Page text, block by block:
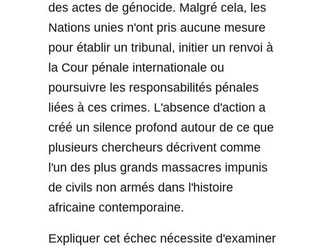
des actes de génocide. Malgré cela, les
Nations unies n'ont pris aucune mesure
pour établir un tribunal, initier un renvoi à
la Cour pénale internationale ou
poursuivre les responsabilités pénales
liées à ces crimes. L'absence d'action a
créé un silence profond autour de ce que
plusieurs chercheurs décrivent comme
l'un des plus grands massacres impunis
de civils non armés dans l'histoire
africaine contemporaine.
Expliquer cet échec nécessite d'examiner